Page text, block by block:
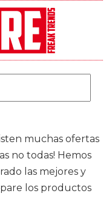
muchas ofertas
no todas! Hemos
las mejores y
los productos